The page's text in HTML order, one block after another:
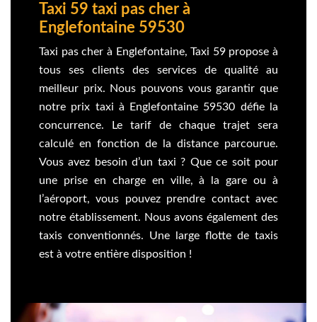
Taxi 59 taxi pas cher à
Englefontaine 59530
Taxi pas cher à Englefontaine, Taxi 59 propose à
tous ses clients des services de qualité au
meilleur prix. Nous pouvons vous garantir que
notre prix taxi à Englefontaine 59530 défie la
concurrence. Le tarif de chaque trajet sera
calculé en fonction de la distance parcourue.
Vous avez besoin d’un taxi ? Que ce soit pour
une prise en charge en ville, à la gare ou à
l’aéroport, vous pouvez prendre contact avec
notre établissement. Nous avons également des
taxis conventionnés. Une large flotte de taxis
est à votre entière disposition !